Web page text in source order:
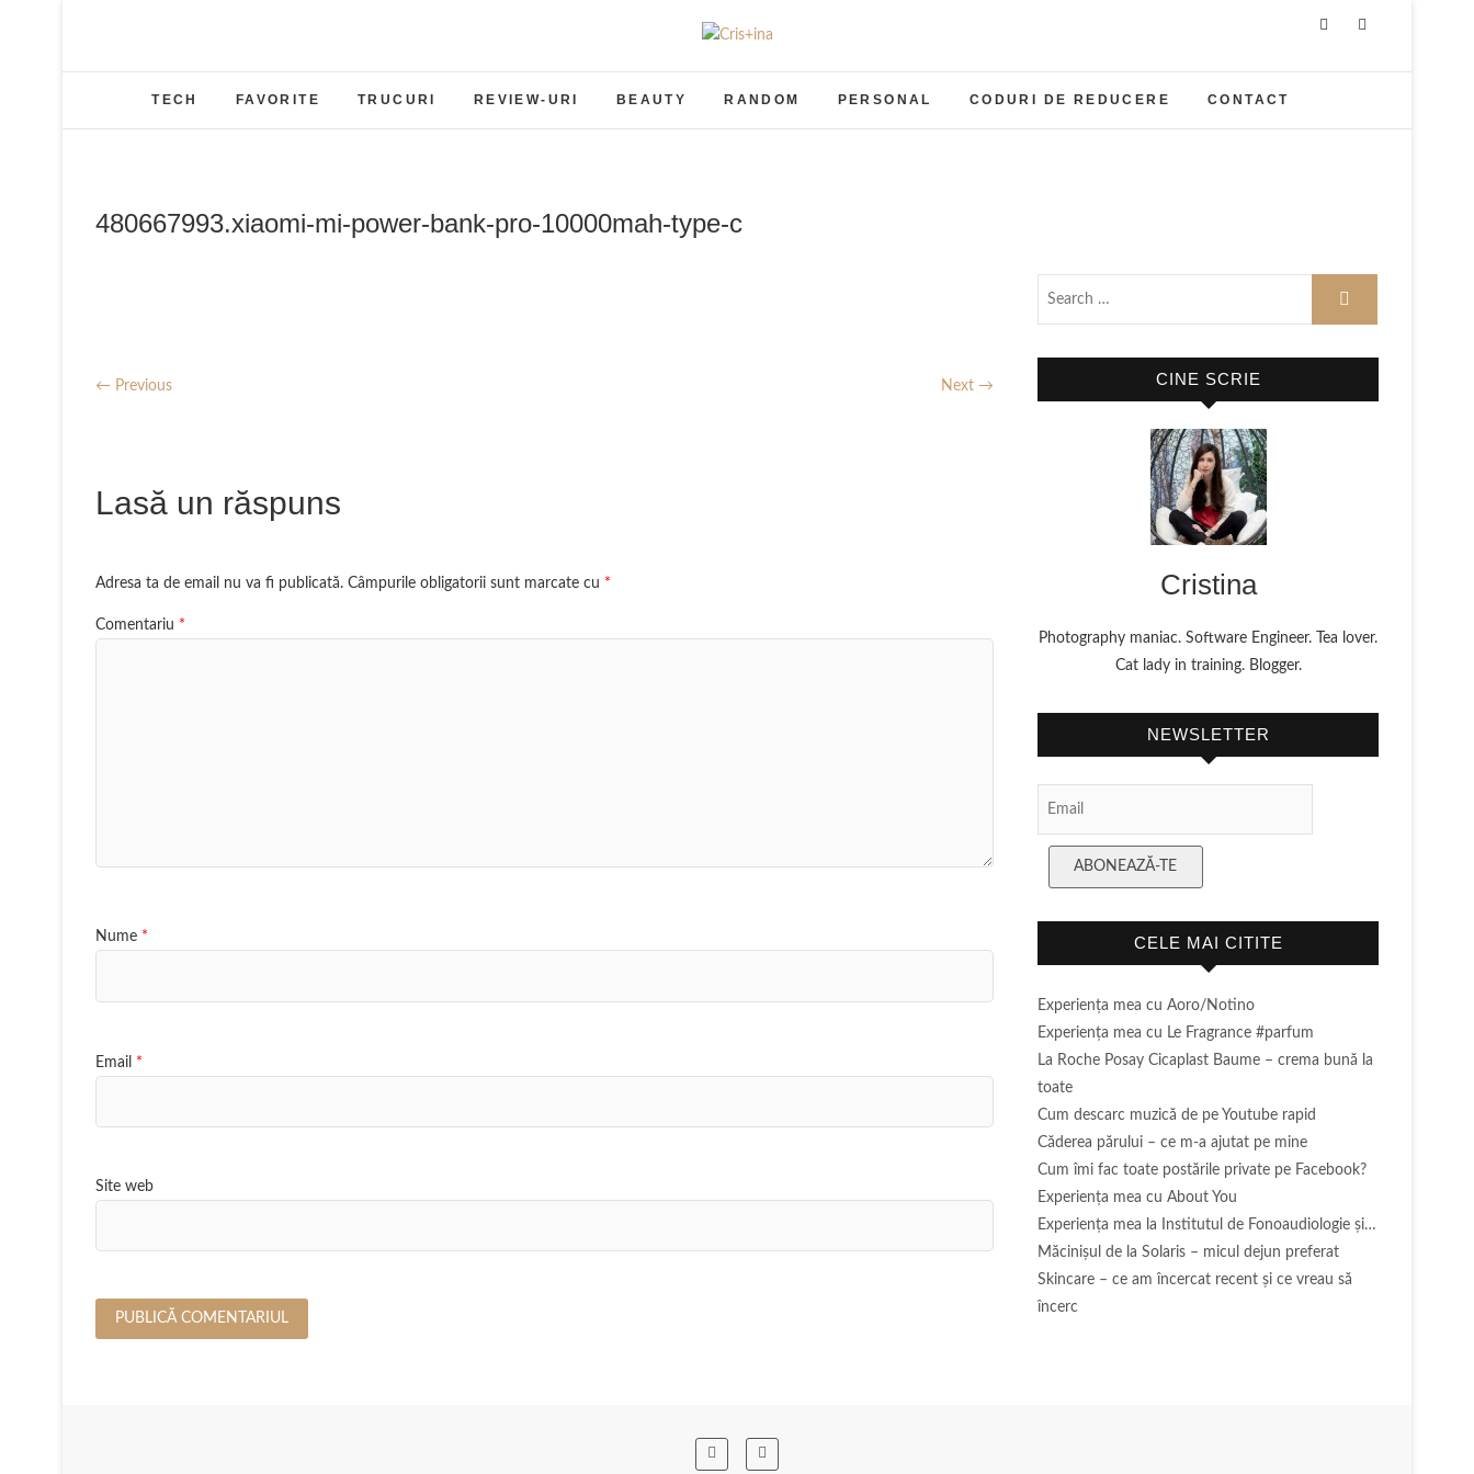
Cris+ina
TECH FAVORITE TRUCURI REVIEW-URI BEAUTY RANDOM PERSONAL CODURI DE REDUCERE CONTACT
480667993.xiaomi-mi-power-bank-pro-10000mah-type-c
← Previous Next →
Lasă un răspuns
Adresa ta de email nu va fi publicată. Câmpurile obligatorii sunt marcate cu *
Comentariu *
Nume *
Email *
Site web
CINE SCRIE
Cristina
Photography maniac. Software Engineer. Tea lover.
Cat lady in training. Blogger.
NEWSLETTER
ABONEAZĂ-TE
CELE MAI CITITE
Experienţa mea cu Aoro/Notino
Experienţa mea cu Le Fragrance #parfum
La Roche Posay Cicaplast Baume – crema bună la
toate
Cum descarc muzică de pe Youtube rapid
Căderea părului – ce m-a ajutat pe mine
Cum îmi fac toate postările private pe Facebook?
Experiența mea cu About You
Experiența mea la Institutul de Fonoaudiologie și…
Măcinişul de la Solaris – micul dejun preferat
Skincare – ce am încercat recent și ce vreau să
încerc